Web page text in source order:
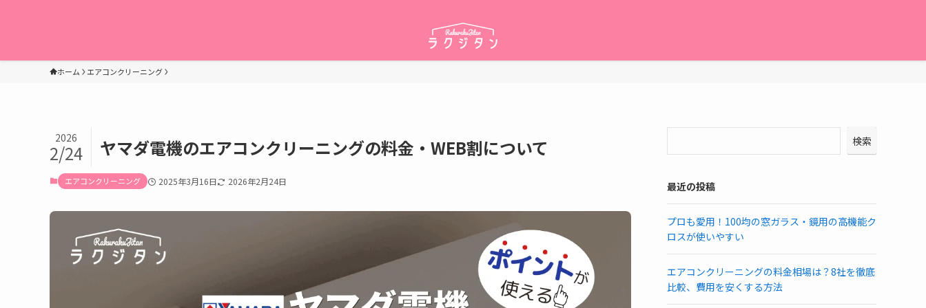
ホーム エアコンクリーニング
ヤマダ電機のエアコンクリーニングの料金・WEB割について
2026
2/24
エアコンクリーニング 2025年3月16日 2026年2月24日
検索
最近の投稿
プロも愛用！100均の窓ガラス・鏡用の高機能ク
ロスが使いやすい
エアコンクリーニングの料金相場は？8社を徹底
比較、費用を安くする方法